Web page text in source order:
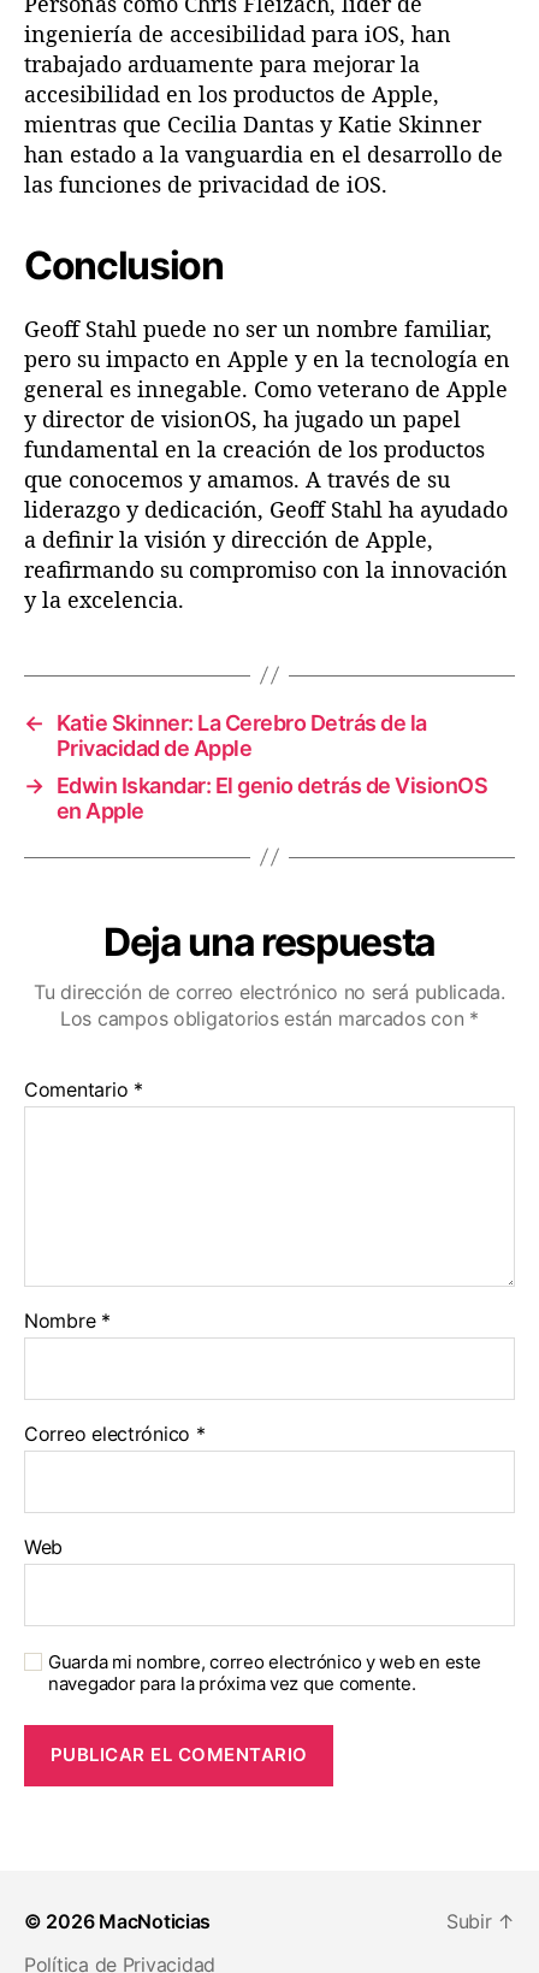
ingeniería de accesibilidad para iOS, han
trabajado arduamente para mejorar la
accesibilidad en los productos de Apple,
mientras que Cecilia Dantas y Katie Skinner
han estado a la vanguardia en el desarrollo de
las funciones de privacidad de iOS.
Conclusion
Geoff Stahl puede no ser un nombre familiar,
pero su impacto en Apple y en la tecnología en
general es innegable. Como veterano de Apple
y director de visionOS, ha jugado un papel
fundamental en la creación de los productos
que conocemos y amamos. A través de su
liderazgo y dedicación, Geoff Stahl ha ayudado
a definir la visión y dirección de Apple,
reafirmando su compromiso con la innovación
y la excelencia.
←
Katie Skinner: La Cerebro Detrás de la
Privacidad de Apple
→ Edwin Iskandar: El genio detrás de VisionOS
en Apple
Deja una respuesta
Tu dirección de correo electrónico no será publicada.
Los campos obligatorios están marcados con *
Comentario *
Nombre *
Correo electrónico *
Web
Guarda mi nombre, correo electrónico y web en este
navegador para la próxima vez que comente.
© 2026 MacNoticias
Política de Privacidad
Subir ↑